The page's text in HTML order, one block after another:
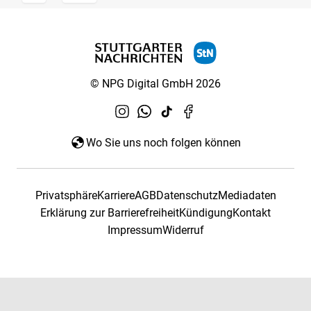
© NPG Digital GmbH 2026
Wo Sie uns noch folgen können
PrivatsphäreKarriereAGBDatenschutzMediadaten
Erklärung zur BarrierefreiheitKündigungKontakt
ImpressumWiderruf